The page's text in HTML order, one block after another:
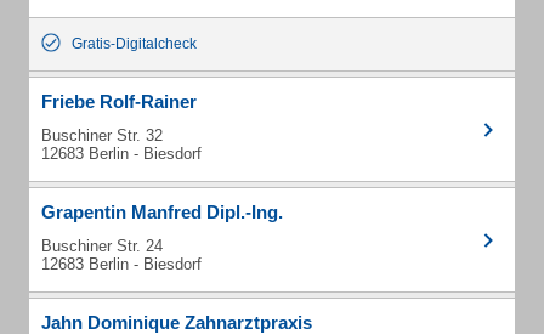
Gratis-Digitalcheck
Friebe Rolf-Rainer
Buschiner Str. 32
12683 Berlin - Biesdorf
Grapentin Manfred Dipl.-Ing.
Buschiner Str. 24
12683 Berlin - Biesdorf
Jahn Dominique Zahnarztpraxis